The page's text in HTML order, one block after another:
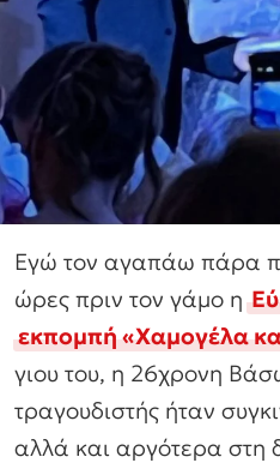
Εγώ τον αγαπάω πάρα
ώρες πριν τον γάμο η
εκπομπή «Χαμογέλα
γιου του, η 26χρονη
τραγουδιστής ήταν
αλλά και αργότερα στη